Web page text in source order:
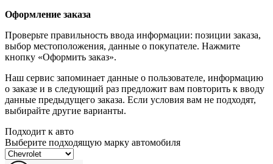
Оформление заказа
Проверьте правильность ввода информации: позиции заказа,
выбор местоположения, данные о покупателе. Нажмите
кнопку «Оформить заказ».
Наш сервис запоминает данные о пользователе, информацию
о заказе и в следующий раз предложит вам повторить к вводу
данные предыдущего заказа. Если условия вам не подходят,
выбирайте другие варианты.
Подходит к авто
Выберите подходящую марку автомобиля